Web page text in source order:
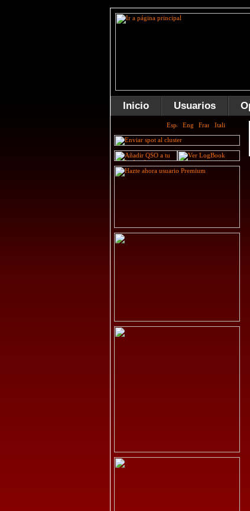
Inicio Usuarios